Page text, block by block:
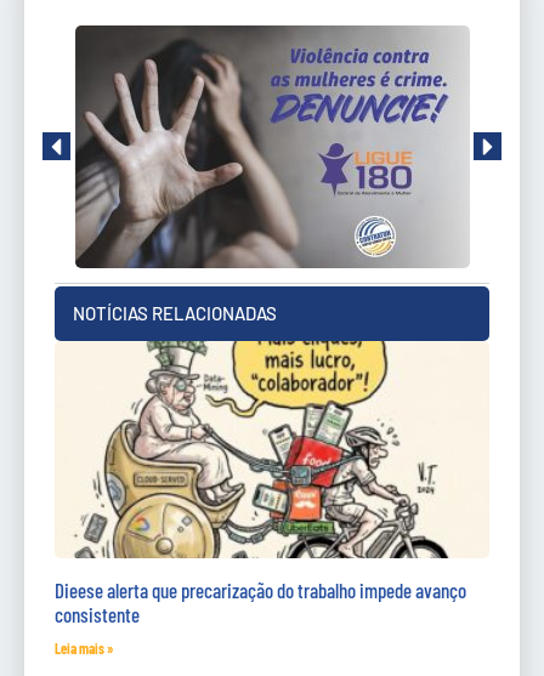
NOTÍCIAS RELACIONADAS
Dieese alerta que precarização do trabalho impede avanço
consistente
Leia mais »